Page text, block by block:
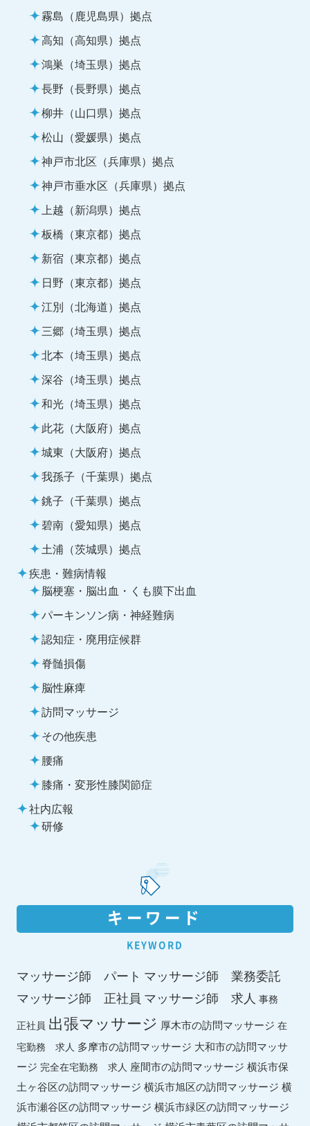
霧島（鹿児島県）拠点
高知（高知県）拠点
鴻巣（埼玉県）拠点
長野（長野県）拠点
柳井（山口県）拠点
松山（愛媛県）拠点
神戸市北区（兵庫県）拠点
神戸市垂水区（兵庫県）拠点
上越（新潟県）拠点
板橋（東京都）拠点
新宿（東京都）拠点
日野（東京都）拠点
江別（北海道）拠点
三郷（埼玉県）拠点
北本（埼玉県）拠点
深谷（埼玉県）拠点
和光（埼玉県）拠点
此花（大阪府）拠点
城東（大阪府）拠点
我孫子（千葉県）拠点
銚子（千葉県）拠点
碧南（愛知県）拠点
土浦（茨城県）拠点
疾患・難病情報
脳梗塞・脳出血・くも膜下出血
パーキンソン病・神経難病
認知症・廃用症候群
脊髄損傷
脳性麻痺
訪問マッサージ
その他疾患
腰痛
膝痛・変形性膝関節症
社内広報
研修
キーワード
KEYWORD
マッサージ師 パート マッサージ師 業務委託
マッサージ師 正社員 マッサージ師 求人 事務
正社員 出張マッサージ 厚木市の訪問マッサージ 在
宅勤務 求人 多摩市の訪問マッサージ 大和市の訪問マッサ
ージ 完全在宅勤務 求人 座間市の訪問マッサージ 横浜市保
土ヶ谷区の訪問マッサージ 横浜市旭区の訪問マッサージ 横
浜市瀬谷区の訪問マッサージ 横浜市緑区の訪問マッサージ